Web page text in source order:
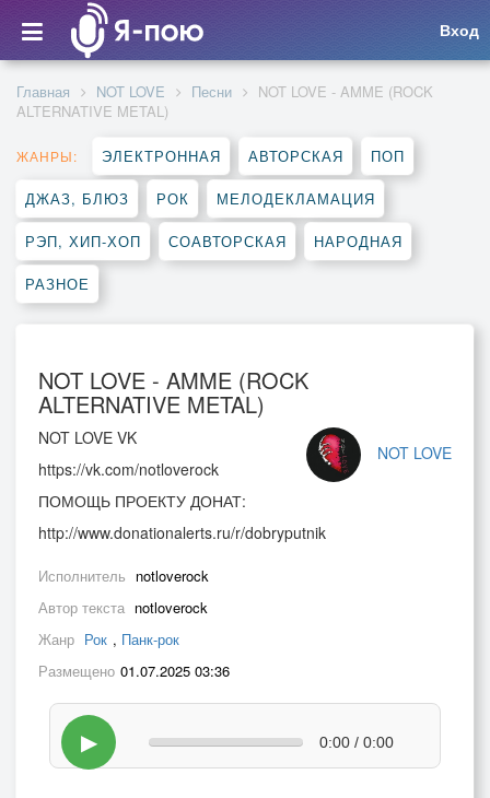
Вход
Главная NOT LOVE Песни
NOT LOVE - AMME (ROCK
ALTERNATIVE METAL)
ЖАНРЫ: ЭЛЕКТРОННАЯ АВТОРСКАЯ ПОП
ДЖАЗ, БЛЮЗ РОК МЕЛОДЕКЛАМАЦИЯ
РЭП, ХИП-ХОП СОАВТОРСКАЯ НАРОДНАЯ
РАЗНОЕ
NOT LOVE - AMME (ROCK
ALTERNATIVE METAL)
NOT LOVE
NOT LOVE VK
https://vk.com/notloverock
ПОМОЩЬ ПРОЕКТУ ДОНАТ:
http://www.donationalerts.ru/r/dobryputnik
Исполнитель notloverock
Автор текста notloverock
Жанр Рок , Панк-рок
Размещено 01.07.2025 03:36
▶ 0:00 / 0:00